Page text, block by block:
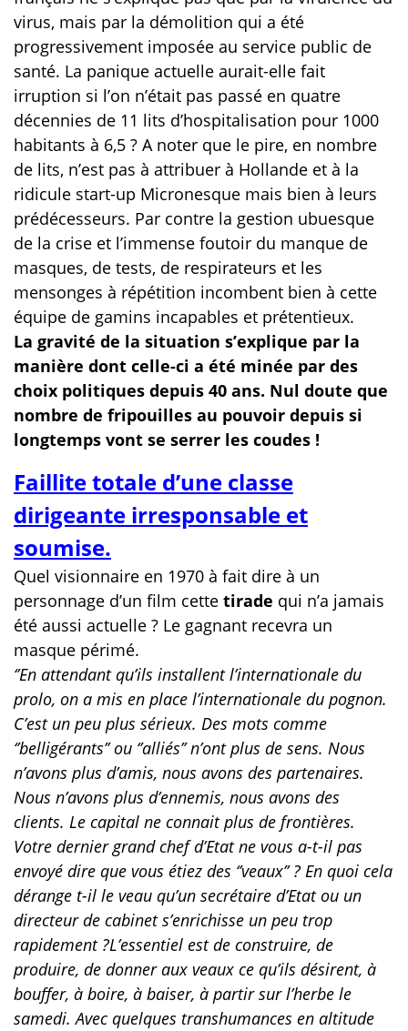
virus, mais par la démolition qui a été
progressivement imposée au service public de
santé. La panique actuelle aurait-elle fait
irruption si l’on n’était pas passé en quatre
décennies de 11 lits d’hospitalisation pour 1000
habitants à 6,5 ? A noter que le pire, en nombre
de lits, n’est pas à attribuer à Hollande et à la
ridicule start-up Micronesque mais bien à leurs
prédécesseurs. Par contre la gestion ubuesque
de la crise et l’immense foutoir du manque de
masques, de tests, de respirateurs et les
mensonges à répétition incombent bien à cette
équipe de gamins incapables et prétentieux.
La gravité de la situation s’explique par la
manière dont celle-ci a été minée par des
choix politiques depuis 40 ans. Nul doute que
nombre de fripouilles au pouvoir depuis si
longtemps vont se serrer les coudes !
Faillite totale d’une classe
dirigeante irresponsable et
soumise.
Quel visionnaire en 1970 à fait dire à un
personnage d’un film cette tirade qui n’a jamais
été aussi actuelle ? Le gagnant recevra un
masque périmé.
‘’En attendant qu’ils installent l’internationale du
prolo, on a mis en place l’internationale du pognon.
C’est un peu plus sérieux. Des mots comme
‘’belligérants’’ ou ‘’alliés’’ n’ont plus de sens. Nous
n’avons plus d’amis, nous avons des partenaires.
Nous n’avons plus d’ennemis, nous avons des
clients. Le capital ne connait plus de frontières.
Votre dernier grand chef d’Etat ne vous a-t-il pas
envoyé dire que vous étiez des ‘’veaux’’ ? En quoi cela
dérange t-il le veau qu’un secrétaire d’Etat ou un
directeur de cabinet s’enrichisse un peu trop
rapidement ?L’essentiel est de construire, de
produire, de donner aux veaux ce qu’ils désirent, à
bouffer, à boire, à baiser, à partir sur l’herbe le
samedi. Avec quelques transhumances en altitude